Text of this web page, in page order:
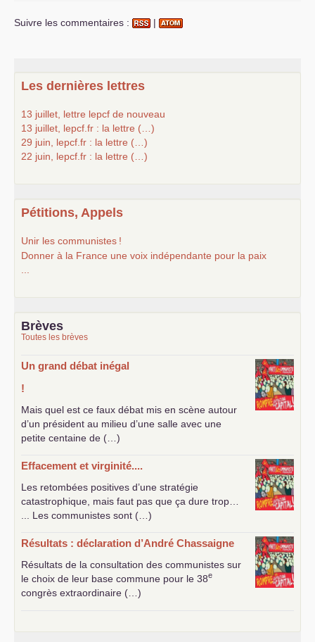
Suivre les commentaires : |
Les dernières lettres
13 juillet, lettre lepcf de nouveau
13 juillet, lepcf.fr : la lettre (…)
29 juin, lepcf.fr : la lettre (…)
22 juin, lepcf.fr : la lettre (…)
Pétitions, Appels
Unir les communistes !
Donner à la France une voix indépendante pour la paix
Brèves
Toutes les brèves
Un grand débat inégal
!
Mais quel est ce faux débat mis en scène autour
d’un président au milieu d’une salle avec une
petite centaine de (…)
Effacement et virginité....
Les retombées positives d’une stratégie
catastrophique, mais faut pas que ça dure trop…
... Les communistes sont (…)
Résultats : déclaration d’André Chassaigne
Résultats de la consultation des communistes sur
le choix de leur base commune pour le 38e
congrès extraordinaire (…)